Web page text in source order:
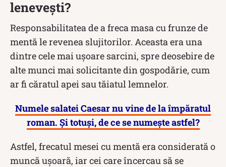
lenevești?
Responsabilitatea de a freca masa cu frunze de
mentă le revenea slujitorilor. Aceasta era una
dintre cele mai ușoare sarcini, spre deosebire de
alte munci mai solicitante din gospodărie, cum
ar fi căratul apei sau tăiatul lemnelor.
Numele salatei Caesar nu vine de la împăratul
roman. Și totuși, de ce se numește astfel?
Astfel, frecatul mesei cu mentă era considerată o
muncă uşoară, iar cei care încercau să se